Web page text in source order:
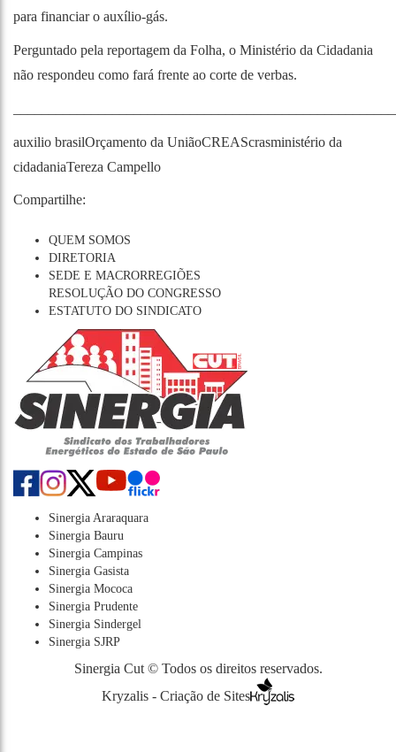
para financiar o auxílio-gás.
Perguntado pela reportagem da Folha, o Ministério da Cidadania
não respondeu como fará frente ao corte de verbas.
auxilio brasilOrçamento da UniãoCREAScrasministério da
cidadaniaTereza Campello
Compartilhe:
QUEM SOMOS
DIRETORIA
SEDE E MACRORREGIÕES
RESOLUÇÃO DO CONGRESSO
ESTATUTO DO SINDICATO
Sinergia Araraquara
Sinergia Bauru
Sinergia Campinas
Sinergia Gasista
Sinergia Mococa
Sinergia Prudente
Sinergia Sindergel
Sinergia SJRP
Sinergia Cut © Todos os direitos reservados.
Kryzalis - Criação de Sites